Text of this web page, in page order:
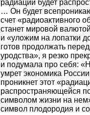
радиации будет
… Он будет
счет «радиоактивного
станет мировой
и «уложим на лопатки
готов продолжать
уродства», я резко
и подумала про себя:
умрет экономика
проникнет этот
распространяющейся
символом жизни на
символ плодородия и